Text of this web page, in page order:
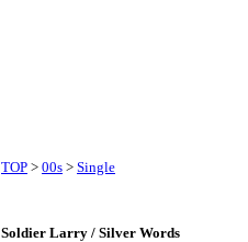
TOP > 00s > Single
Soldier Larry / Silver Words